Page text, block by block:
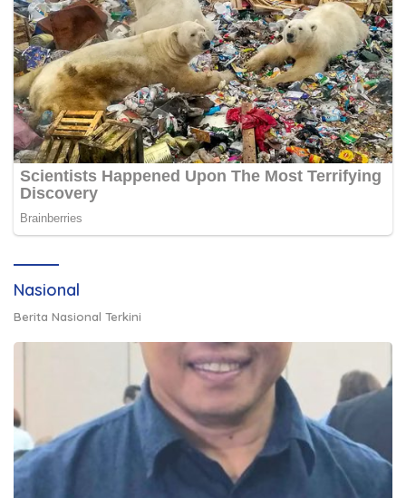
Nasional
Berita Nasional Terkini